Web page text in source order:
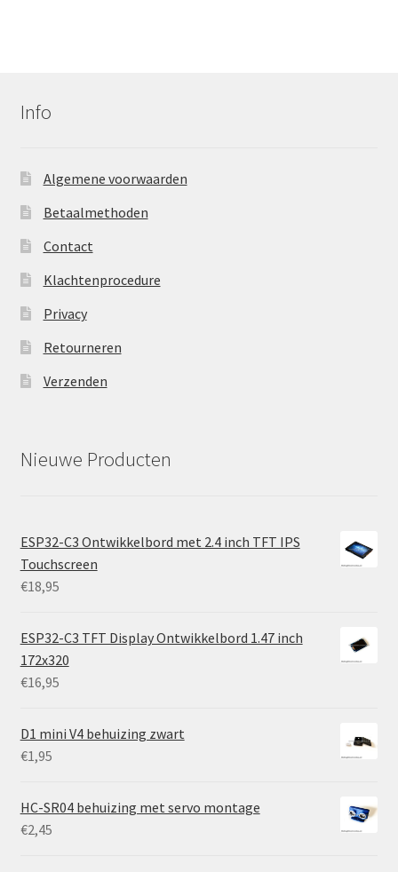
Info
Algemene voorwaarden
Betaalmethoden
Contact
Klachtenprocedure
Privacy
Retourneren
Verzenden
Nieuwe Producten
ESP32-C3 Ontwikkelbord met 2.4 inch TFT IPS
Touchscreen
€18,95
ESP32-C3 TFT Display Ontwikkelbord 1.47 inch
172x320
€16,95
D1 mini V4 behuizing zwart
€1,95
HC-SR04 behuizing met servo montage
€2,45